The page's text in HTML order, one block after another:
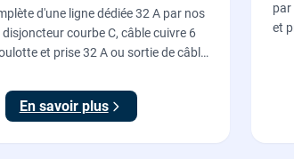
d'une ligne dédiée 32 A par nos
disjoncteur courbe C, câble cuivre 6
et prise 32 A ou sortie de câble
C 15-100.
En savoir plus
par
et